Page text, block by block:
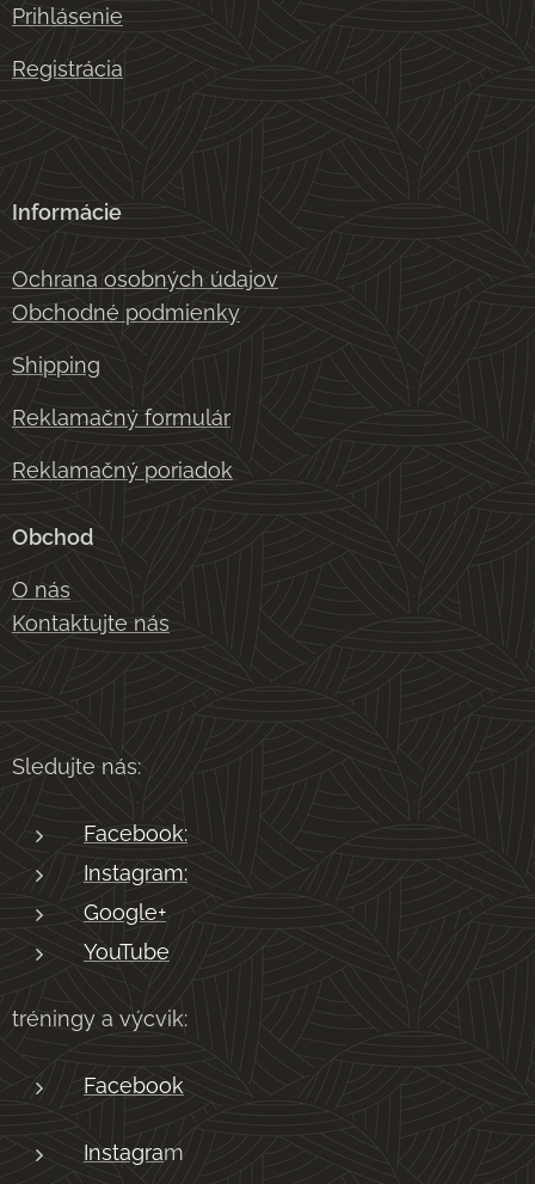
Prihlásenie
Registrácia
Informácie
Ochrana osobných údajov
Obchodné podmienky
Shipping
Reklamačný formulár
Reklamačný poriadok
Obchod
O nás
Kontaktujte nás
Sledujte nás:
Facebook:
Instagram:
Google+
YouTube
tréningy a výcvik:
Facebook
Instagram